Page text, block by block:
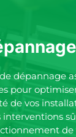
dépannage
pour
de vos
interventions
de